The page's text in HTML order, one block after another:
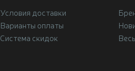
Условия доставки
Варианты оплаты
Система скидок